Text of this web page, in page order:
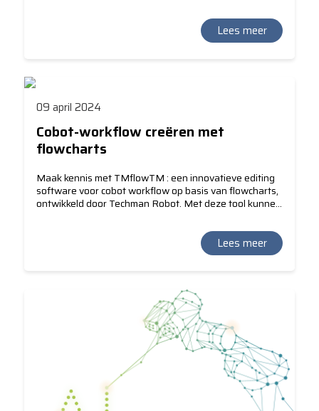
onderscheiden als de enige cobots met een
Lees meer
09 april 2024
Cobot-workflow creëren met
flowcharts
Maak kennis met TMflowTM : een innovatieve editing
software voor cobot workflow op basis van flowcharts,
ontwikkeld door Techman Robot. Met deze tool kunnen
5 minuten een pick-en-place programma creëren!
Lees meer